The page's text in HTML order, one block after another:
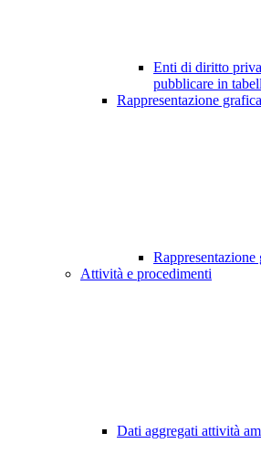
Enti di diritto
pubblicare in
Rappresentazione grafica
Rappresentazione
Attività e procedimenti
Dati aggregati attività